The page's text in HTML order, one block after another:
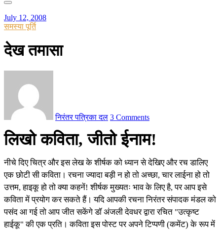
July 12, 2008
समस्या पूर्ति
देख तमासा
निरंतर पत्रिका दल 3 Comments
लिखो कविता, जीतो ईनाम!
नीचे दिए चित्र और इस लेख के शीर्षक को ध्यान से देखिए और रच डालिए
एक छोटी सी कविता। रचना ज्यादा बड़ी न हो तो अच्छा, चार लाईना हो तो
उत्तम, हाइकू हो तो क्या कहनें! शीर्षक मुख्यतः भाव के लिए है, पर आप इसे
कविता में प्रयोग कर सकते हैं। यदि आपकी रचना निरंतर संपादक मंडल को
पसंद आ गई तो आप जीत सकेंगे डॉ अंजली देवधर द्वारा रचित "उत्कृष्ट
हाईकू" की एक प्रति। कविता इस पोस्ट पर अपने टिप्पणी (कमेंट) के रूप में